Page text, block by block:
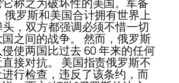
称之为破坏性的美国。军备
俄罗斯和美国合计拥有世界上
，双方都强调必须不惜一切
之间的战争。 然而，俄罗斯
使两国比过去 60 年来的任何
接对抗。 美国指责俄罗斯不
行检查，违反了该条约，而